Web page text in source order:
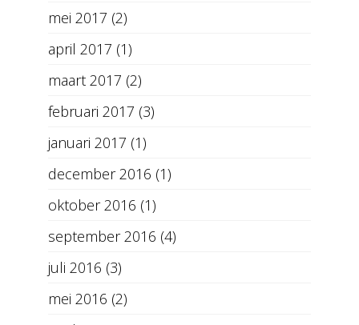
mei 2017 (2)
april 2017 (1)
maart 2017 (2)
februari 2017 (3)
januari 2017 (1)
december 2016 (1)
oktober 2016 (1)
september 2016 (4)
juli 2016 (3)
mei 2016 (2)